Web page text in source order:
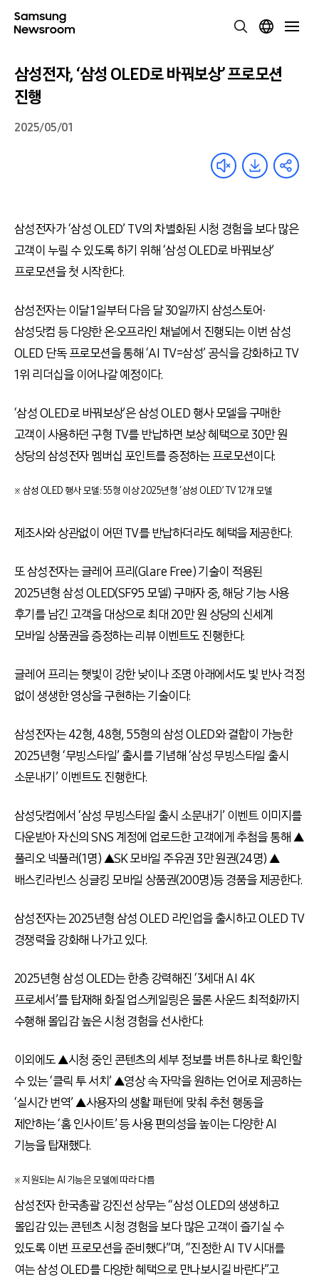
삼성전자, ‘삼성 OLED로 바꿔보상’ 프로모션
진행
2025/05/01
삼성전자가 ‘삼성 OLED’ TV의 차별화된 시청 경험을 보다 많은
고객이 누릴 수 있도록 하기 위해 ‘삼성 OLED로 바꿔보상’
프로모션을 첫 시작한다.
삼성전자는 이달 1일부터 다음 달 30일까지 삼성스토어∙
삼성닷컴 등 다양한 온·오프라인 채널에서 진행되는 이번 삼성
OLED 단독 프로모션을 통해 ‘AI TV=삼성’ 공식을 강화하고 TV
1위 리더십을 이어나갈 예정이다.
‘삼성 OLED로 바꿔보상’은 삼성 OLED 행사 모델을 구매한
고객이 사용하던 구형 TV를 반납하면 보상 혜택으로 30만 원
상당의 삼성전자 멤버십 포인트를 증정하는 프로모션이다.
※ 삼성 OLED 행사 모델: 55형 이상 2025년형 ‘삼성 OLED’ TV 12개 모델
제조사와 상관없이 어떤 TV를 반납하더라도 혜택을 제공한다.
또 삼성전자는 글레어 프리(Glare Free) 기술이 적용된
2025년형 삼성 OLED(SF95 모델) 구매자 중, 해당 기능 사용
후기를 남긴 고객을 대상으로 최대 20만 원 상당의 신세계
모바일 상품권을 증정하는 리뷰 이벤트도 진행한다.
글레어 프리는 햇빛이 강한 낮이나 조명 아래에서도 빛 반사 걱정
없이 생생한 영상을 구현하는 기술이다.
삼성전자는 42형, 48형, 55형의 삼성 OLED와 결합이 가능한
2025년형 ‘무빙스타일’ 출시를 기념해 ‘삼성 무빙스타일 출시
소문내기’ 이벤트도 진행한다.
삼성닷컴에서 ‘삼성 무빙스타일 출시 소문내기’ 이벤트 이미지를
다운받아 자신의 SNS 계정에 업로드한 고객에게 추첨을 통해 ▲
풀리오 넥풀러(1명) ▲SK 모바일 주유권 3만 원권(24명) ▲
배스킨라빈스 싱글킹 모바일 상품권(200명)등 경품을 제공한다.
삼성전자는 2025년형 삼성 OLED 라인업을 출시하고 OLED TV
경쟁력을 강화해 나가고 있다.
2025년형 삼성 OLED는 한층 강력해진 ‘3세대 AI 4K
프로세서’를 탑재해 화질 업스케일링은 물론 사운드 최적화까지
수행해 몰입감 높은 시청 경험을 선사한다.
이외에도 ▲시청 중인 콘텐츠의 세부 정보를 버튼 하나로 확인할
수 있는 ‘클릭 투 서치’ ▲영상 속 자막을 원하는 언어로 제공하는
‘실시간 번역’ ▲사용자의 생활 패턴에 맞춰 추천 행동을
제안하는 ‘홈 인사이트’ 등 사용 편의성을 높이는 다양한 AI
기능을 탑재했다.
※ 지원되는 AI 기능은 모델에 따라 다름
삼성전자 한국총괄 강진선 상무는 “삼성 OLED의 생생하고
몰입감 있는 콘텐츠 시청 경험을 보다 많은 고객이 즐기실 수
있도록 이번 프로모션을 준비했다”며, “진정한 AI TV 시대를
여는 삼성 OLED를 다양한 혜택으로 만나보시길 바란다”고